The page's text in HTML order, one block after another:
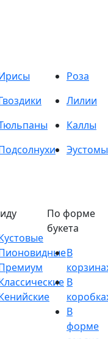
Роза
Лилии
Каллы
Эустомы
По форме
букета
В
В
В
форме